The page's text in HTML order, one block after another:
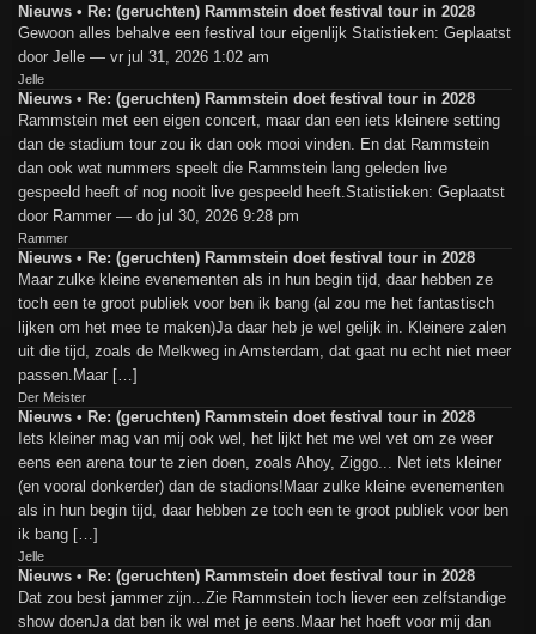
Nieuws • Re: (geruchten) Rammstein doet festival tour in 2028
Gewoon alles behalve een festival tour eigenlijk Statistieken: Geplaatst
door Jelle — vr jul 31, 2026 1:02 am
Jelle
Nieuws • Re: (geruchten) Rammstein doet festival tour in 2028
Rammstein met een eigen concert, maar dan een iets kleinere setting
dan de stadium tour zou ik dan ook mooi vinden. En dat Rammstein
dan ook wat nummers speelt die Rammstein lang geleden live
gespeeld heeft of nog nooit live gespeeld heeft.Statistieken: Geplaatst
door Rammer — do jul 30, 2026 9:28 pm
Rammer
Nieuws • Re: (geruchten) Rammstein doet festival tour in 2028
Maar zulke kleine evenementen als in hun begin tijd, daar hebben ze
toch een te groot publiek voor ben ik bang (al zou me het fantastisch
lijken om het mee te maken)Ja daar heb je wel gelijk in. Kleinere zalen
uit die tijd, zoals de Melkweg in Amsterdam, dat gaat nu echt niet meer
passen.Maar […]
Der Meister
Nieuws • Re: (geruchten) Rammstein doet festival tour in 2028
Iets kleiner mag van mij ook wel, het lijkt het me wel vet om ze weer
eens een arena tour te zien doen, zoals Ahoy, Ziggo... Net iets kleiner
(en vooral donkerder) dan de stadions!Maar zulke kleine evenementen
als in hun begin tijd, daar hebben ze toch een te groot publiek voor ben
ik bang […]
Jelle
Nieuws • Re: (geruchten) Rammstein doet festival tour in 2028
Dat zou best jammer zijn...Zie Rammstein toch liever een zelfstandige
show doenJa dat ben ik wel met je eens.Maar het hoeft voor mij dan